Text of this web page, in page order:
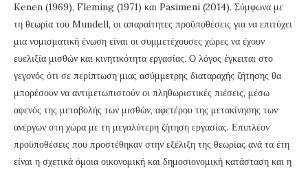
Kenen (1969), Fleming (1971) και Pasimeni (2014). Σύμφωνα με
τη θεωρία του Mundell, οι απαραίτητες προϋποθέσεις για να επιτύχει
μια νομισματική ένωση είναι οι συμμετέχουσες χώρες να έχουν
ευελιξία μισθών και κινητικότητα εργασίας. Ο λόγος έγκειται στο
γεγονός ότι σε περίπτωση μιας ασύμμετρης διαταραχής ζήτησης θα
μπορέσουν να αντιμετωπιστούν οι πληθωριστικές πιέσεις, μέσω
αφενός της μεταβολής των μισθών, αφετέρου της μετακίνησης των
ανέργων στη χώρα με τη μεγαλύτερη ζήτηση εργασίας. Επιπλέον
προϋποθέσεις που προστέθηκαν στην εξέλιξη της θεωρίας ανά τα έτη
είναι η σχετικά όμοια οικονομική και δημοσιονομική κατάσταση και η